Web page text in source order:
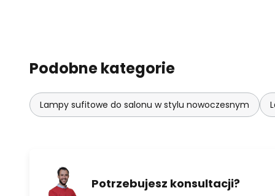
Podobne kategorie
Lampy sufitowe do salonu w stylu nowoczesnym
Potrzebujesz konsultacji?